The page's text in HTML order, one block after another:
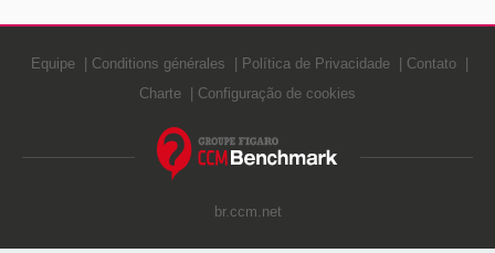
Equipe Conditions générales Política de Privacidade
Contato
Charte
Configuração de cookies
br.ccm.net